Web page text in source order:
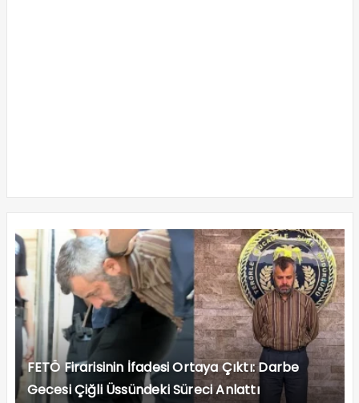
FETÖ Firarisinin İfadesi Ortaya Çıktı: Darbe
Gecesi Çiğli Üssündeki Süreci Anlattı